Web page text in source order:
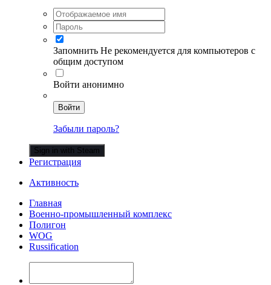
Запомнить Не рекомендуется для компьютеров с
общим доступом
Войти анонимно
Войти
Забыли пароль?
Sign in with Steam
Регистрация
Активность
Главная
Военно-промышленный комплекс
Полигон
WOG
Russification